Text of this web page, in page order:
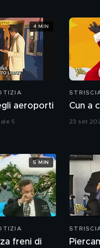
aeroporti
5
4 MIN
Cun a
23 set
freni di
5 MIN